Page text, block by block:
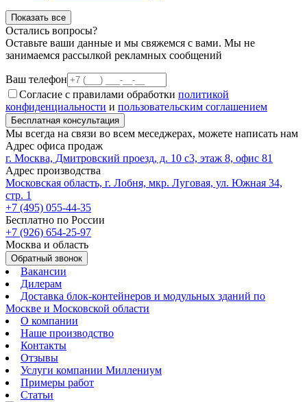
Показать все
Остались вопросы?
Оставьте ваши данные и мы свяжемся с вами. Мы не
занимаемся рассылкой рекламных сообщений
Ваш телефон
Согласие с правилами обработки политикой
конфиденциальности и пользовательским соглашением
Бесплатная консультация
Мы всегда на связи во всем меседжерах, можете написать нам
Адрес офиса продаж
г. Москва, Дмитровский проезд, д. 10 с3, этаж 8, офис 81
Адрес производства
Московская область, г. Лобня, мкр. Луговая, ул. Южная 34,
стр. 1
+7 (495) 055-44-35
Бесплатно по России
+7 (926) 654-25-97
Москва и область
Обратный звонок
Вакансии
Дилерам
Доставка блок-контейнеров и модульных зданий по
Москве и Московской области
О компании
Наше производство
Контакты
Отзывы
Услуги компании Миллениум
Примеры работ
Статьи